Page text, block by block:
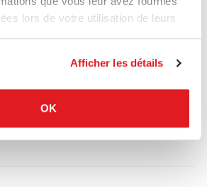
lors de votre utilisation de leurs
Afficher les détails
OK